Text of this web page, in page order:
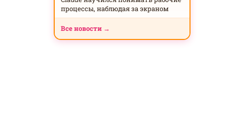
процессы, наблюдая за экраном
Все новости →